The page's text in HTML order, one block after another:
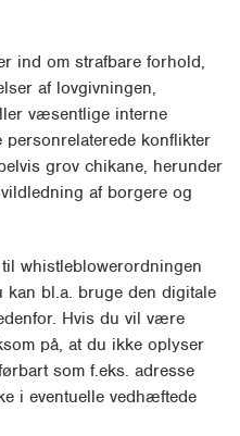
ind om strafbare forhold,
af lovgivningen,
væsentlige interne
konflikter
grov chikane, herunder
af borgere og
whistleblowerordningen
kan bl.a. bruge den digitale
Hvis du vil være
på, at du ikke oplyser
som f.eks. adresse
i eventuelle vedhæftede